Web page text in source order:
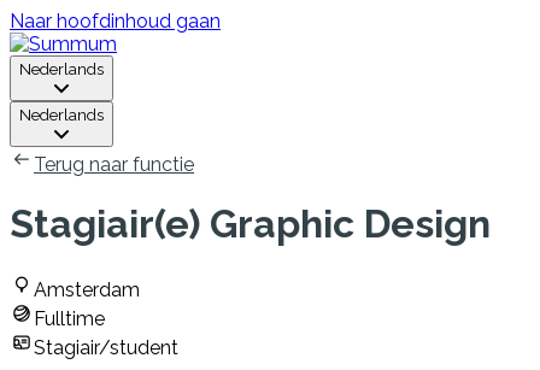
Naar hoofdinhoud gaan
Nederlands
Nederlands
Terug naar functie
Stagiair(e) Graphic Design
Amsterdam
Fulltime
Stagiair/student